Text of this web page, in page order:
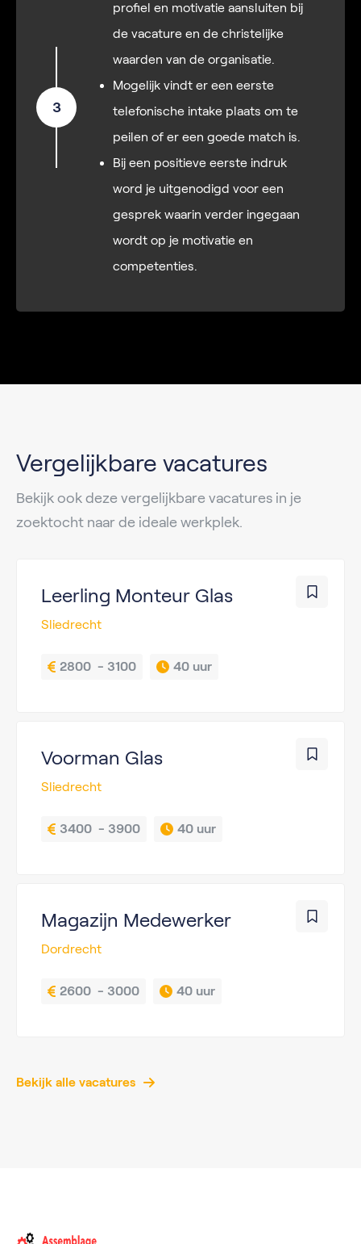
3
profiel en motivatie aansluiten bij
de vacature en de christelijke
waarden van de organisatie.
Mogelijk vindt er een eerste
telefonische intake plaats om te
peilen of er een goede match is.
Bij een positieve eerste indruk
word je uitgenodigd voor een
gesprek waarin verder ingegaan
wordt op je motivatie en
competenties.
Vergelijkbare vacatures
Bekijk ook deze vergelijkbare vacatures in je
zoektocht naar de ideale werkplek.
Leerling Monteur Glas
Sliedrecht
2800  - 3100 40 uur
Voorman Glas
Sliedrecht
3400  - 3900 40 uur
Magazijn Medewerker
Dordrecht
2600  - 3000 40 uur
Bekijk alle vacatures